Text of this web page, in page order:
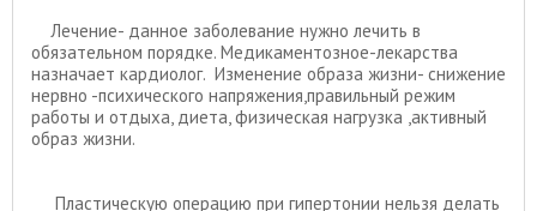
Лечение- данное заболевание нужно лечить в
обязательном порядке. Медикаментозное-лекарства
назначает кардиолог. Изменение образа жизни- снижение
нервно -психического напряжения,правильный режим
работы и отдыха, диета, физическая нагрузка ,активный
образ жизни.
Пластическую операцию при гипертонии нельзя делать